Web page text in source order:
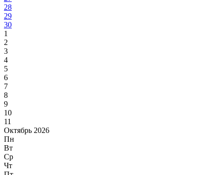
28
29
30
1
2
3
4
5
6
7
8
9
10
11
Октябрь 2026
Пн
Вт
Ср
Чт